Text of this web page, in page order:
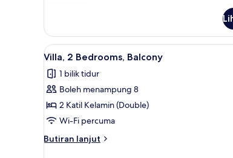
2
Bedrooms,
Balcony
Lihat
semua
foto
untuk
Villa,
2
Bedrooms,
Balcony
TV skrin rata,
5
Villa, 2 Bedrooms, Balcony
1 bilik tidur
Boleh menampung 8
2 Katil Kelamin (Double)
Wi-Fi percuma
Butiran lanjut
Butiran